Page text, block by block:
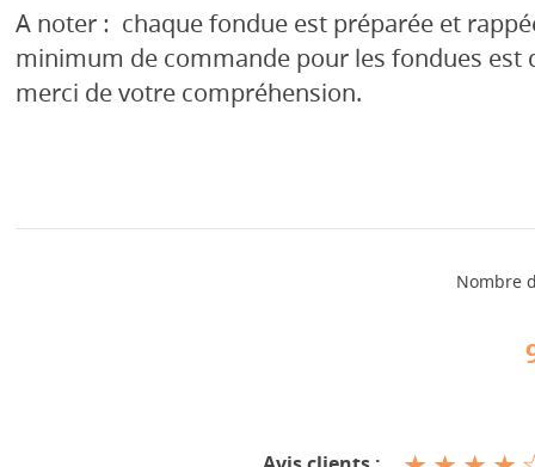
A noter : chaque fondue est préparée et
minimum de commande pour les fondues est
merci de votre compréhension.
Nombre